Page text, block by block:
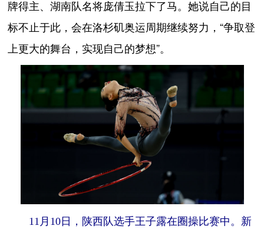
牌得主、湖南队名将庞倩玉拉下了马。她说自己的目
标不止于此，会在洛杉矶奥运周期继续努力，“争取登
上更大的舞台，实现自己的梦想”。
11月10日，陕西队选手王子露在圈操比赛中。新